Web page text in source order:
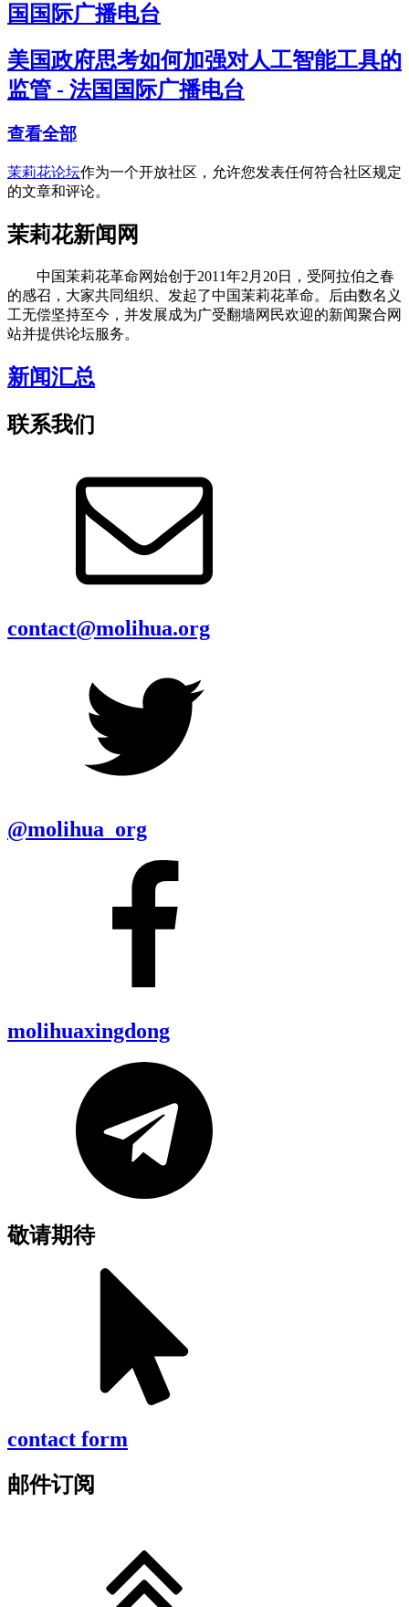
国国际广播电台
美国政府思考如何加强对人工智能工具的
监管 - 法国国际广播电台
查看全部
茉莉花论坛作为一个开放社区，允许您发表任何符合社区规定
的文章和评论。
茉莉花新闻网
中国茉莉花革命网始创于2011年2月20日，受阿拉伯之春
的感召，大家共同组织、发起了中国茉莉花革命。后由数名义
工无偿坚持至今，并发展成为广受翻墙网民欢迎的新闻聚合网
站并提供论坛服务。
新闻汇总
联系我们
contact@molihua.org
@molihua_org
molihuaxingdong
敬请期待
contact form
邮件订阅